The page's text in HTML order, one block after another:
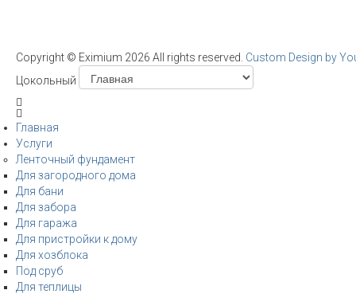
Copyright © Eximium 2026 All rights reserved. Custom Design by
Цокольный
Главная
Услуги
Ленточный фундамент
Для загородного дома
Для бани
Для забора
Для гаража
Для пристройки к дому
Для хозблока
Под сруб
Для теплицы